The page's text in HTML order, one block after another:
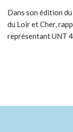
Dans son édition
du Loir et Cher,
représentant UNT